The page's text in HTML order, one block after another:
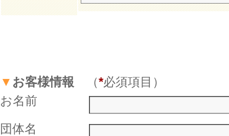
▼ お客様情報 （*必須項目）
お名前
団体名